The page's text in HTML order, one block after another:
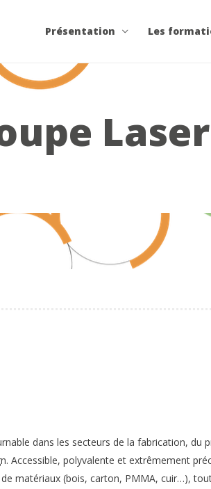
Présentation Les
dans les secteurs de la fabrication, du
Accessible, polyvalente et extrêmement
matériaux (bois, carton, PMMA, cuir…),